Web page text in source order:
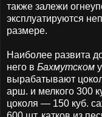
также залежи
эксплуатируются
размере.
Наиболее развита
него в Бахмутском
вырабатывают
арш. и мелкого 300
цоколя — 150 куб.